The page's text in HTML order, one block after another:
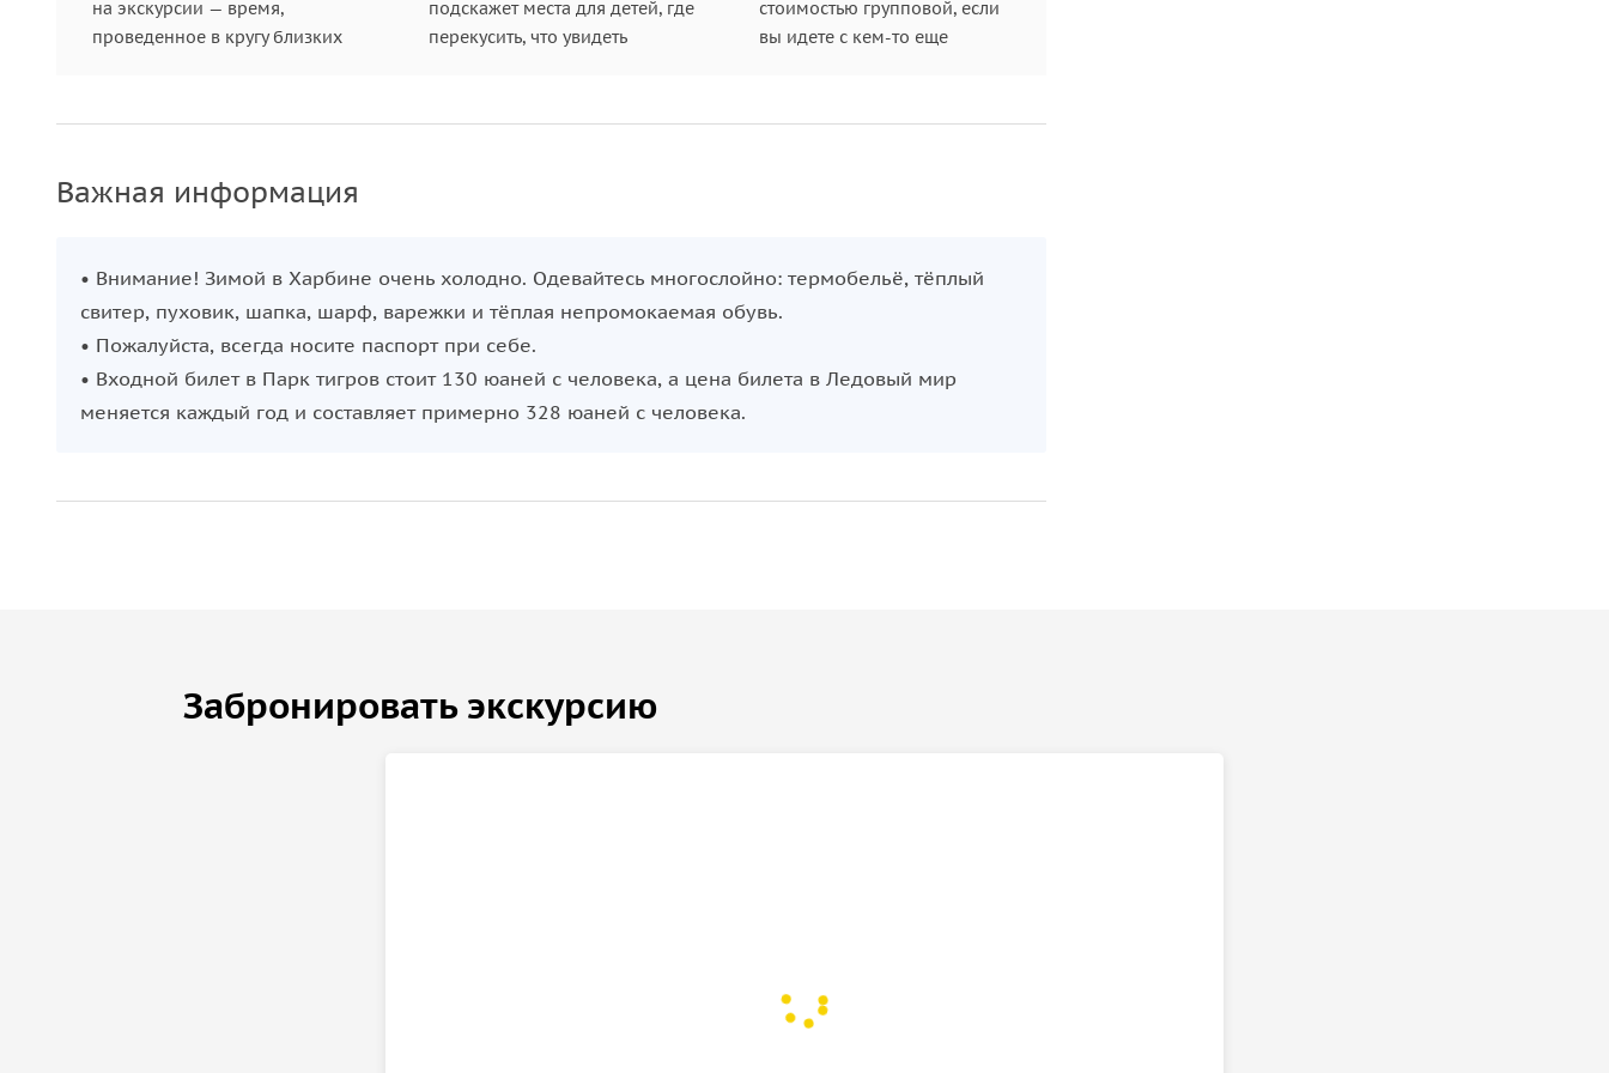
на экскурсии — время,
проведенное в кругу близких
подскажет места для детей, где
перекусить, что увидеть
стоимостью групповой, если
вы идете с кем-то еще
Важная информация
• Внимание! Зимой в Харбине очень холодно. Одевайтесь многослойно: термобельё, тёплый
свитер, пуховик, шапка, шарф, варежки и тёплая непромокаемая обувь.
• Пожалуйста, всегда носите паспорт при себе.
• Входной билет в Парк тигров стоит 130 юаней с человека, а цена билета в Ледовый мир
меняется каждый год и составляет примерно 328 юаней с человека.
Забронировать экскурсию